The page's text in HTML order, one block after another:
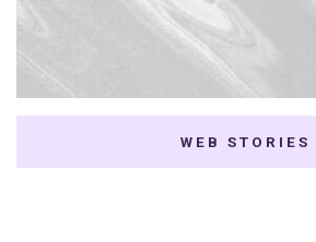
WEB STORIES
7 K-dramas Enemies
to Lovers
Thai
First